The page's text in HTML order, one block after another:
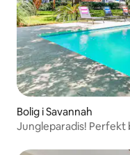
Bolig i Savannah
Jungleparadis! Perfekt